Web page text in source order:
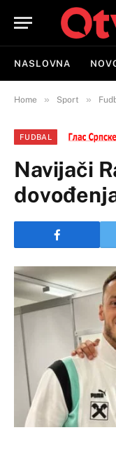
NASLOVNA
Home » Sport »
FUDBAL
Navijači